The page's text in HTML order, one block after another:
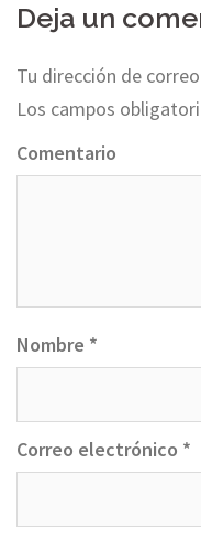
Deja un
Tu dirección de
Los campos
Comentario
Nombre *
Correo electrónico *